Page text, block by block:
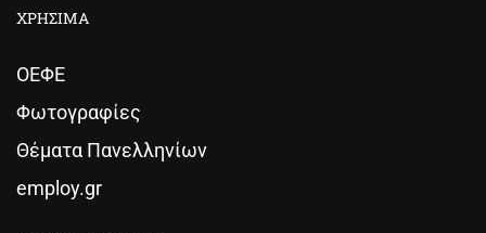
ΧΡΗΣΙΜΑ
ΟΕΦΕ
Φωτογραφίες
Θέματα Πανελληνίων
employ.gr